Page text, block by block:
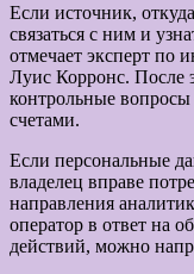
Если источник,
связаться с ним и
отмечает эксперт по
Луис Корронс. После
контрольные вопросы
счетами.
Если персональные
владелец вправе
направления
оператор в ответ на
действий, можно